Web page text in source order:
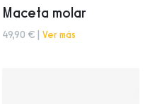
Maceta molar
49,90 € | Ver más